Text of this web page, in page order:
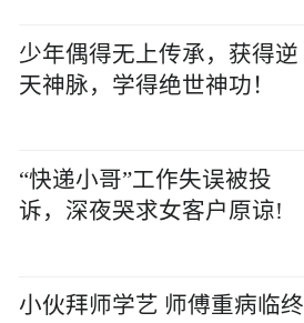
少年偶得无上传承，获得逆
天神脉，学得绝世神功！
“快递小哥”工作失误被投
诉，深夜哭求女客户原谅!
小伙拜师学艺 师傅重病临终